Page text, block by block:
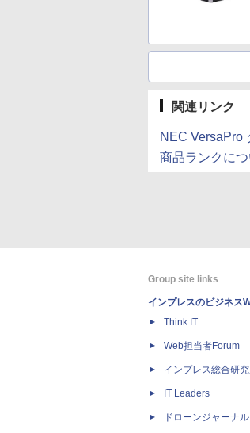
関連リンク
NEC VersaPro
商品ランクに
Group site links
インプレスのビジネス
Think IT
Web担当者Forum
インプレス総合研
IT Leaders
ドローンジャーナル